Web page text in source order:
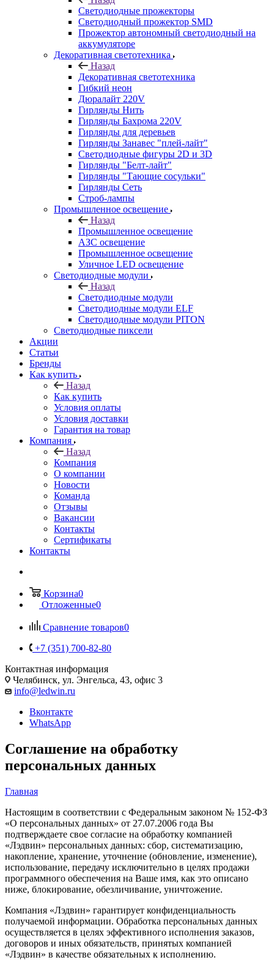
Светодиодные прожекторы
Светодиодный прожектор SMD
Прожектор автономный светодиодный на
аккумуляторе
Декоративная светотехника
Назад
Декоративная светотехника
Гибкий неон
Дюралайт 220V
Гирлянды Нить
Гирлянды Бахрома 220V
Гирлянды для деревьев
Гирлянды Занавес "плей-лайт"
Светодиодные фигуры 2D и 3D
Гирлянды "Белт-лайт"
Гирлянды "Тающие сосульки"
Гирлянды Сеть
Строб-лампы
Промышленное освещение
Назад
Промышленное освещение
АЗС освещение
Промышленное освещение
Уличное LED освещение
Светодиодные модули
Назад
Светодиодные модули
Светодиодные модули ELF
Светодиодные модули PITON
Светодиодные пиксели
Акции
Статьи
Бренды
Как купить
Назад
Как купить
Условия оплаты
Условия доставки
Гарантия на товар
Компания
Назад
Компания
О компании
Новости
Команда
Отзывы
Вакансии
Контакты
Сертификаты
Контакты
Корзина0
Отложенные0
Сравнение товаров0
+7 (351) 700-82-80
Контактная информация
Челябинск, ул. Энгельса, 43, офис 3
info@ledwin.ru
Вконтакте
WhatsApp
Соглашение на обработку
персональных данных
Главная
Настоящим в соответствии с Федеральным законом № 152-ФЗ
«О персональных данных» от 27.07.2006 года Вы
подтверждаете свое согласие на обработку компанией
«Лэдвин» персональных данных: сбор, систематизацию,
накопление, хранение, уточнение (обновление, изменение),
использование, передачу исключительно в целях продажи
программного обеспечения на Ваше имя, как это описано
ниже, блокирование, обезличивание, уничтожение.
Компания «Лэдвин» гарантирует конфиденциальность
получаемой информации. Обработка персональных данных
осуществляется в целях эффективного исполнения заказов,
договоров и иных обязательств, принятых компанией
«Лэдвин» в качестве обязательных к исполнению.